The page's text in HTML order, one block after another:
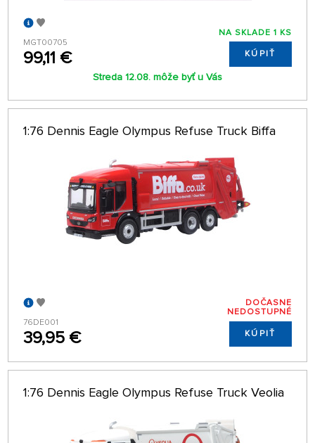
MGT00705
99,11 €
NA SKLADE 1 KS
KÚPIŤ
Streda 12.08. môže byť u Vás
1:76 Dennis Eagle Olympus Refuse Truck Biffa
76DE001
39,95 €
DOČASNE
NEDOSTUPNÉ
KÚPIŤ
1:76 Dennis Eagle Olympus Refuse Truck Veolia